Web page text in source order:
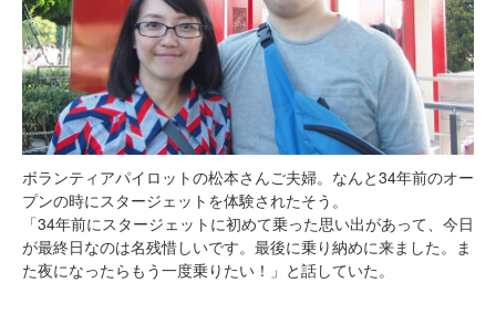
ボランティアパイロットの松本さんご夫婦。なんと34年前のオー
プンの時にスタージェットを体験されたそう。
「34年前にスタージェットに初めて乗った思い出があって、今日
が最終日なのは名残惜しいです。最後に乗り納めに来ました。ま
た夜になったらもう一度乗りたい！」と話していた。